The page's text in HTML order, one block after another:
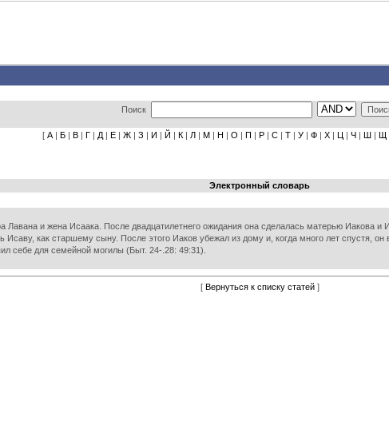
Поиск
[ А | Б | В | Г | Д | Е | Ж | З | И | Й | К | Л | М | Н | О | П | Р | С | Т | У | Ф | Х | Ц | Ч | Ш | Щ
Электронный словарь
и жена Исаака. После двадцатилетнего ожидания она сделалась матерью Иакова и
Исаву, как старшему сыну. После этого Иаков убежал из дому и, когда много лет спустя,
себе для семейной могилы (Быт. 24-.28: 49:31).
[ Вернуться к списку статей]